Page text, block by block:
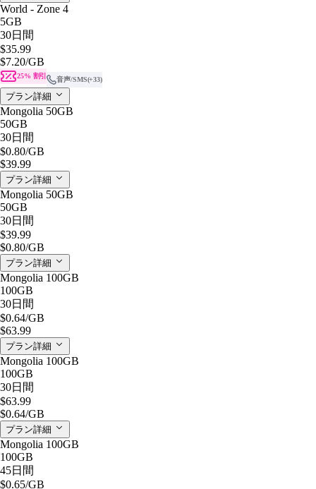
World - Zone 4
5GB
30日間
$35.99
$7.20/GB
25% 割引 音声/SMS(+33)
プラン詳細
Mongolia 50GB
50GB
30日間
$0.80/GB
$39.99
プラン詳細
Mongolia 50GB
50GB
30日間
$39.99
$0.80/GB
プラン詳細
Mongolia 100GB
100GB
30日間
$0.64/GB
$63.99
プラン詳細
Mongolia 100GB
100GB
30日間
$63.99
$0.64/GB
プラン詳細
Mongolia 100GB
100GB
45日間
$0.65/GB